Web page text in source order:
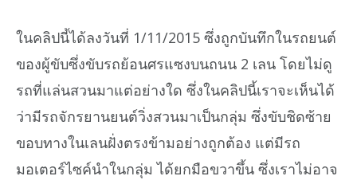
ในคลิปนี้ได้ลงวันที่ 1/11/2015 ซึ่งถูกบันทึกในรถยนต์
ของผู้ขับซึ่งขับรถย้อนศรแซงบนถนน 2 เลน โดยไม่ดู
รถที่แล่นสวนมาแต่อย่างใด ซึ่งในคลิปนี้เราจะเห็นได้
ว่ามีรถจักรยานยนต์วิ่งสวนมาเป็นกลุ่ม ซึ่งขับชิดซ้าย
ขอบทางในเลนฝั่งตรงข้ามอย่างถูกต้อง แต่มีรถ
มอเตอร์ไซค์นำในกลุ่ม ได้ยกมือขวาขึ้น ซึ่งเราไม่อาจ